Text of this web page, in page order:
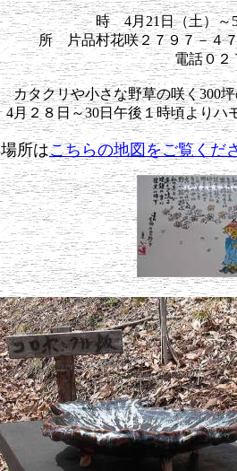
時 4月21日（土）～
所 片品村花咲２７９７－４
電話０２
カタクリや小さな野草の咲く300
4月２８日～30日午後１時頃より
場所はこちらの地図をご覧くだ